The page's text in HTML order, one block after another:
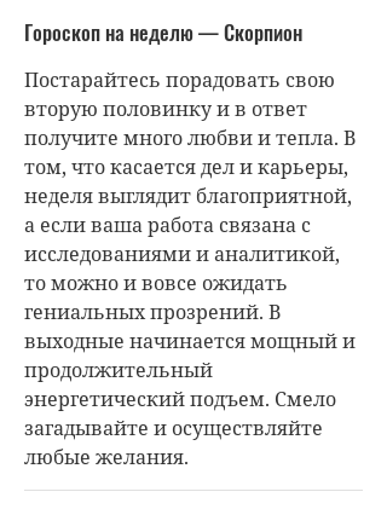
Гороскоп на неделю — Скорпион
Постарайтесь порадовать свою
вторую половинку и в ответ
получите много любви и тепла. В
том, что касается дел и карьеры,
неделя выглядит благоприятной,
а если ваша работа связана с
исследованиями и аналитикой,
то можно и вовсе ожидать
гениальных прозрений. В
выходные начинается мощный и
продолжительный
энергетический подъем. Смело
загадывайте и осуществляйте
любые желания.